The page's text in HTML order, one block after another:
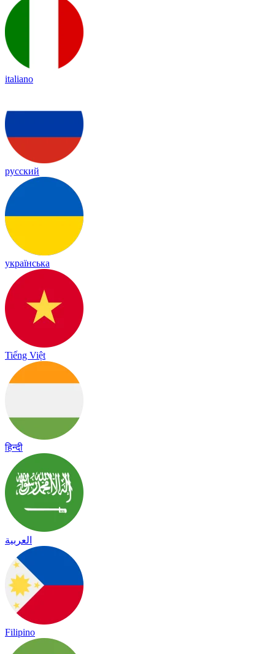
italiano
русский
українська
Tiếng Việt
हिन्दी
العربية
Filipino